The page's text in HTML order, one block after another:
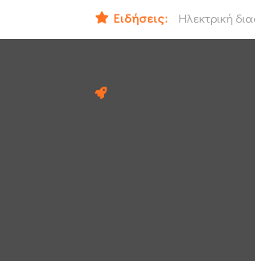
Ειδήσεις:
Ηλεκτρική
ΕΕ: